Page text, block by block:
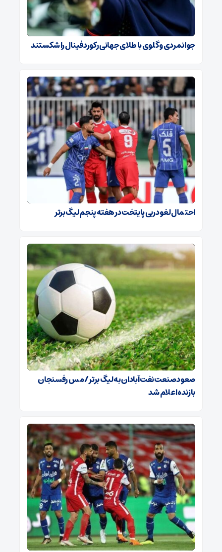
جوانمردی و گلوی با طلای جهانی رکورد فینال را شکستند
احتمال لغو دربی پایتخت در هفته پنجم لیگ برتر
صعود صنعت نفت آبادان به لیگ برتر / مس رفسنجان
بازنده اعلام شد